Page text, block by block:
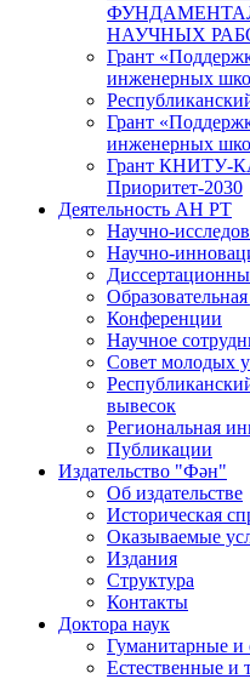
НАУЧНЫХ
Грант
инженерных
Грант
инженерных
Грант КНИТУ-
Приоритет-2030
Деятельность АН РТ
Научно-
Научно-
Конференции
Научное
Совет молодых
вывесок
Региональная
Публикации
Издательство "Фән"
Об издательстве
Историческая
Оказываемые
Издания
Структура
Контакты
Доктора наук
Гуманитарные и
Естественные и